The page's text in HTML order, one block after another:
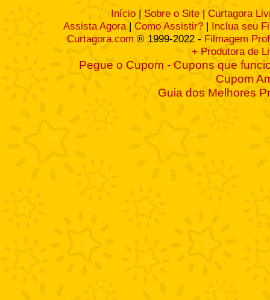
Início | Sobre o Site | Curtagora
Assista Agora| Como Assistir? | Inclua seu
Curtagora.com ® 1999-2022 - Filmagem
+ Produtora de
Pegue o Cupom - Cupons que
Cupom
Guia dos Melhores